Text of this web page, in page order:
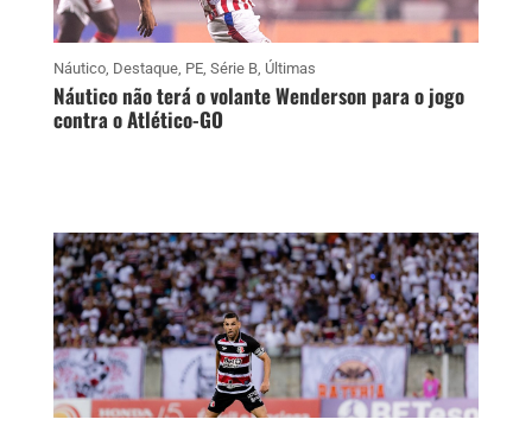
Náutico, Destaque, PE, Série B, Últimas
Náutico não terá o volante Wenderson para o jogo
contra o Atlético-GO